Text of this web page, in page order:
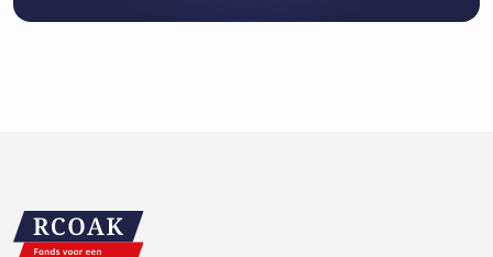
Ik ga akkoord met de